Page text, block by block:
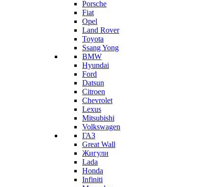
Porsche
Fiat
Opel
Land Rover
Toyota
Ssang Yong
BMW
Hyundai
Ford
Datsun
Citroen
Chevrolet
Lexus
Mitsubishi
Volkswagen
ГАЗ
Great Wall
Жигули
Lada
Honda
Infiniti